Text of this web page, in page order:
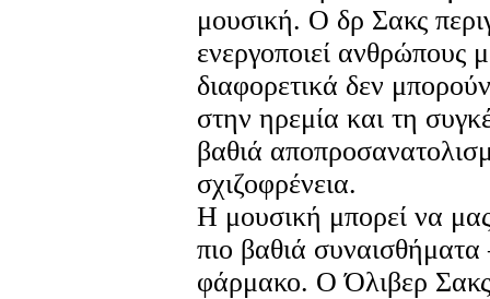
μουσική. Ο δρ Σακς
ενεργοποιεί
διαφορετικά δεν
στην ηρεμία και τη
βαθιά
σχιζοφρένεια.
Η μουσική μπορεί να
πιο βαθιά συναισθήματα
φάρμακο. Ο Όλιβερ Σακς